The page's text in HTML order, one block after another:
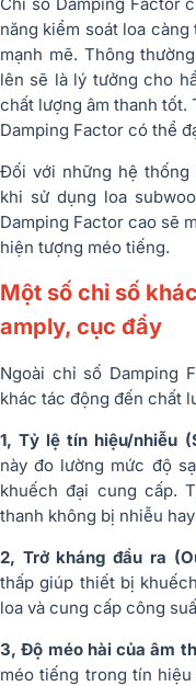
năng kiểm soát loa
mạnh mẽ. Thông
lên sẽ là lý tưởng cho
chất lượng âm thanh tốt.
Damping Factor có thể
Đối với những hệ thống
khi sử dụng loa
Damping Factor cao sẽ
hiện tượng méo tiếng.
Một số chỉ số
amply, cục đẩy
Ngoài chỉ số Damping
khác tác động đến chất
1, Tỷ lệ tín hiệu/nhiễu
này đo lường mức độ
khuếch đại cung cấp.
thanh không bị nhiễu
2, Trở kháng đầu ra
thấp giúp thiết bị
loa và cung cấp công
3, Độ méo hài của âm
méo tiếng trong tín